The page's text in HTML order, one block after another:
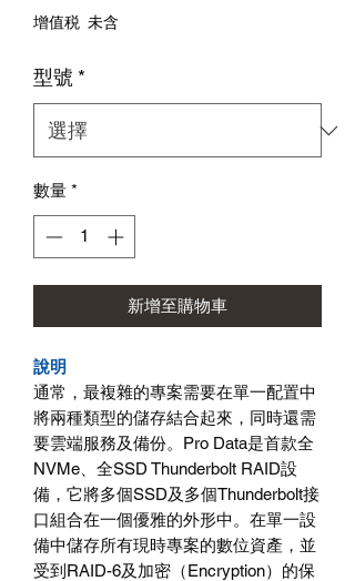
增值税 未含
型號 *
數量 *
新增至購物車
說明
通常，最複雜的專案需要在單一配置中
將兩種類型的儲存結合起來，同時還需
要雲端服務及備份。Pro Data是首款全
NVMe、全SSD Thunderbolt RAID設
備，它將多個SSD及多個Thunderbolt接
口組合在一個優雅的外形中。在單一設
備中儲存所有現時專案的數位資產，並
受到RAID-6及加密（Encryption）的保